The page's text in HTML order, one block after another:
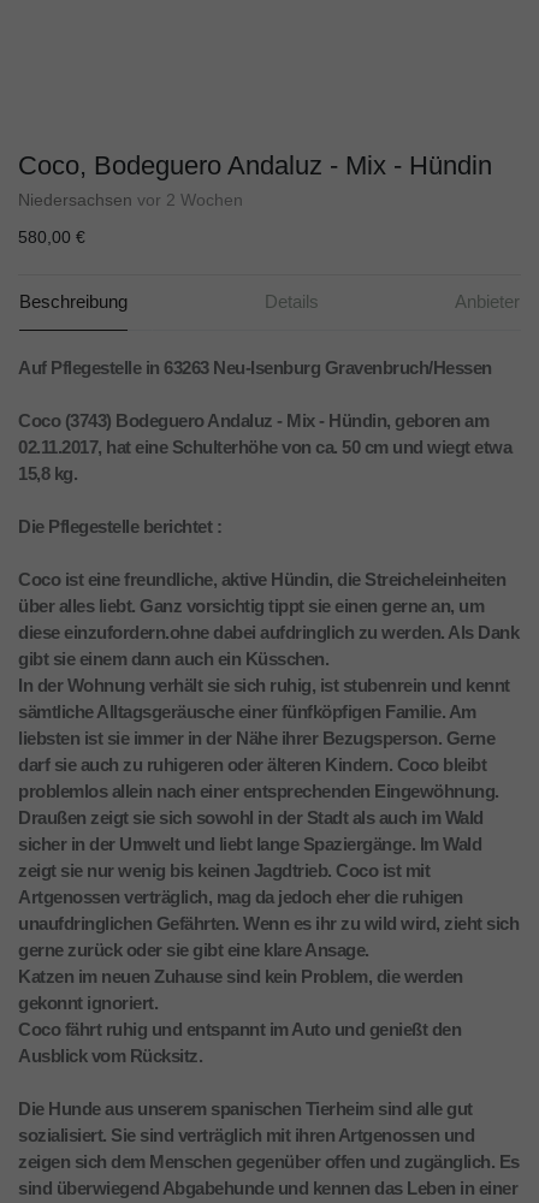
Coco, Bodeguero Andaluz - Mix - Hündin
Niedersachsen vor 2 Wochen
580,00 €
Beschreibung Details Anbieter
Auf Pflegestelle in 63263 Neu-Isenburg Gravenbruch/Hessen
Coco (3743) Bodeguero Andaluz - Mix - Hündin, geboren am
02.11.2017, hat eine Schulterhöhe von ca. 50 cm und wiegt etwa
15,8 kg.
Die Pflegestelle berichtet :
Coco ist eine freundliche, aktive Hündin, die Streicheleinheiten
über alles liebt. Ganz vorsichtig tippt sie einen gerne an, um
diese einzufordern.ohne dabei aufdringlich zu werden. Als Dank
gibt sie einem dann auch ein Küsschen.
In der Wohnung verhält sie sich ruhig, ist stubenrein und kennt
sämtliche Alltagsgeräusche einer fünfköpfigen Familie. Am
liebsten ist sie immer in der Nähe ihrer Bezugsperson. Gerne
darf sie auch zu ruhigeren oder älteren Kindern. Coco bleibt
problemlos allein nach einer entsprechenden Eingewöhnung.
Draußen zeigt sie sich sowohl in der Stadt als auch im Wald
sicher in der Umwelt und liebt lange Spaziergänge. Im Wald
zeigt sie nur wenig bis keinen Jagdtrieb. Coco ist mit
Artgenossen verträglich, mag da jedoch eher die ruhigen
unaufdringlichen Gefährten. Wenn es ihr zu wild wird, zieht sich
gerne zurück oder sie gibt eine klare Ansage.
Katzen im neuen Zuhause sind kein Problem, die werden
gekonnt ignoriert.
Coco fährt ruhig und entspannt im Auto und genießt den
Ausblick vom Rücksitz.
Die Hunde aus unserem spanischen Tierheim sind alle gut
sozialisiert. Sie sind verträglich mit ihren Artgenossen und
zeigen sich dem Menschen gegenüber offen und zugänglich. Es
sind überwiegend Abgabehunde und kennen das Leben in einer